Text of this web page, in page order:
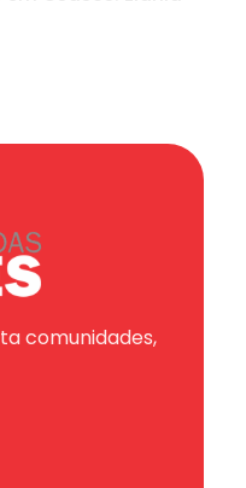
comunidades,